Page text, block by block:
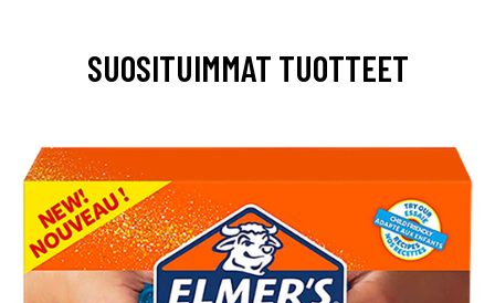
SUOSITUIMMAT TUOTTEET